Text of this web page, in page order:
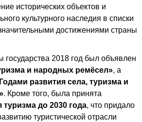
исторических объектов и
культурного наследия в списки
достижениями страны
государства 2018 год был объявлен
и народных ремёсел», а
развития села, туризма и
. Кроме того, была принята
туризма до 2030 года, что придало
туристической отрасли